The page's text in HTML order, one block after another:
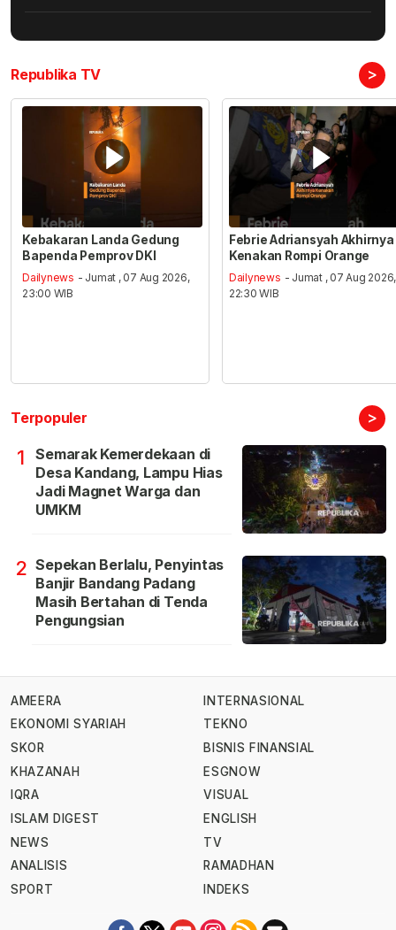
Republika TV >
Kebakaran Landa Gedung
Bapenda Pemprov DKI
Dailynews - Jumat , 07 Aug 2026,
23:00 WIB
Febrie Adriansyah Akhirnya
Kenakan Rompi Orange
Dailynews - Jumat , 07 Aug 2026,
22:30 WIB
Terpopuler >
1
Semarak Kemerdekaan di
Desa Kandang, Lampu Hias
Jadi Magnet Warga dan
UMKM
2 Sepekan Berlalu, Penyintas
Banjir Bandang Padang
Masih Bertahan di Tenda
Pengungsian
AMEERA
EKONOMI SYARIAH
SKOR
KHAZANAH
IQRA
ISLAM DIGEST
NEWS
ANALISIS
SPORT
INTERNASIONAL
TEKNO
BISNIS FINANSIAL
ESGNOW
VISUAL
ENGLISH
TV
RAMADHAN
INDEKS